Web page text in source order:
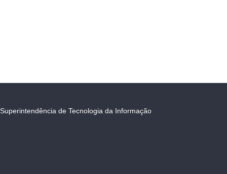
Superintendência de Tecnologia da Informação